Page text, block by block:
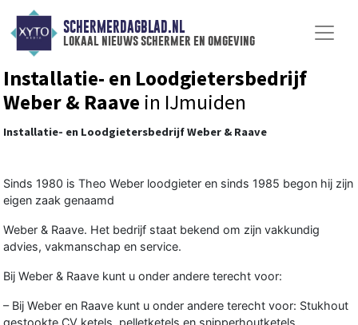
SCHERMERDAGBLAD.NL
lokaal nieuws schermer en omgeving
Installatie- en Loodgietersbedrijf
Weber & Raave in IJmuiden
Installatie- en Loodgietersbedrijf Weber & Raave
Sinds 1980 is Theo Weber loodgieter en sinds 1985 begon hij zijn
eigen zaak genaamd
Weber & Raave. Het bedrijf staat bekend om zijn vakkundig
advies, vakmanschap en service.
Bij Weber & Raave kunt u onder andere terecht voor:
– Bij Weber en Raave kunt u onder andere terecht voor: Stukhout
gestookte CV ketels, pelletketels en snipperhoutketels